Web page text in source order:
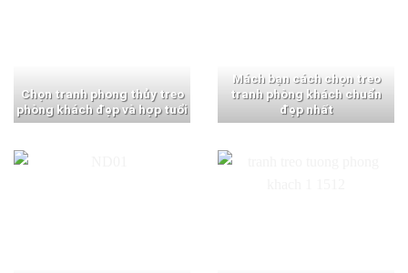
Chọn tranh phong thủy treo
phòng khách đẹp và hợp tuổi
Mách bạn cách chọn treo
tranh phòng khách chuẩn
đẹp nhất